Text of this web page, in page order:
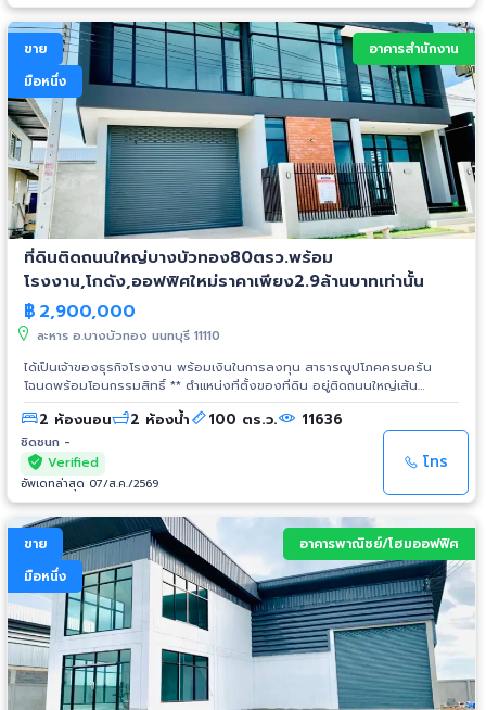
โทร. 080 210 7595, 061 647 0184-5 (id Line: wechancon) เลขโฉนด
5902 12. #ที่ดินศาลายา #ที่ดินพุทธมณฑล #ขายที่ดินมหิดล #ขายที่ดิน
บางเลน #ขายที่ดินนครปฐม #ที่ดินดาวทอง #บางเลน #คลองโยง #เทพนิมิต
ลานตากฟ้า #พุทธมณฑลสาย4 #พุทธมณฑลสาย5 #มหิดลศาลายา #เซ็นทรัล
ศาลายา #ศูนย์การแพทย์กาญจนา #โลตัสศาลายา #บ้านนครปฐม #บ้านเดี่ยว
มือสองศาลายา
ที่ดินติดถนนสวย ทำเลดีมาก การเดินทางสะดวก ถนนราษฎร์นิมิตรเป็นถนนที่
เชื่อมระหว่างหทัยราษฎร์กับนิมิตรใหม่ ปากซอยมีโครงการหมู่บ้านขนาดใหญ่ของ
แลนด์แอนด์เฮ้าส์ (พฤกษ์ลดา วงแหวน-หทัยราษฎร์) เป็นที่ดินเหมาะแก่การค้าขาย
และทำธุรกิจ ฮวงจุ้ยดีมาก อากาศปลอดโปร่ง อยู่แล้วร่มเย็น ทำเลทอง การเดิน
ทางสะดวก เข้าออกได้หลายทาง 4. เข้าออกได้หลายทาง มีถนนทะลุไปยัง ถ.หทัย
ราษฎร์ ถ.สุวินทวงศ์ ถ.นิมิตรใหม่ ถ.สายไหม ถ.รามอินทรา ถ.สุขาภิบาล5
ถ.เลียบคลองสอง ถนนไทยรามัญ ถนนพระยาสุเรนทร์ ถนนรามคำแหง ถนน
สุขาภิบาล 2 และ 3 5. สถานที่ใกล้เคียง หมู่บ้านพฤกษ์ลดาวงแหวนหทัยราษฎร์
แลนด์แอนด์เฮ้าส์ | ตลาดหทัยมิตร | ตลาดวงศกร | ตลาดมีนบุรี | สภ.ลำลูกกา |
เทศบาลลำลูกกา | ตลาดพระพรหม | เดอะทรัสต์วิลล์ | โรงเรียนสารสาสนวิเทศ
สายไหม | โรงเรียนสาธิตพัฒนา | โรงเรียนนวมินทราชินูทิศเบญจมราชาลัย |
วิทยาลัยธุรกิจและการท่องเที่ยว | โรงพยาบาลสินแพทย์ | โรงพยาบาลเสรีรักษ์ |
โรงพยาบาลนพรัตน์ราชธานี | รพ.สายไหม | รพ.นวมินทร์ 6. ** หมายเหตุ: ขอ
อนุญาตไม่รับผู้เช่าที่ทำกิจการอู่รถและเก็บของเก่า เนื่องจากบริเวณใกล้เคียงเป็น
ชุมชนที่มีบรรยากาศดี สะอาด (และปัจจุบันมีผู้เช่าจองและเปิดกิจการแล้วหลาย
วาตะวันออก เขตคลองสามวา 10510 8. ข้อมูลตำแหน่งที่ตั้งที่ดิน Location
Google Map: a)
2%B043'37.3%22E/@13.9119382,100.7261713,18.17z/data=!4m5!3m4!1s0x
0:0xa2001d874f2a1405!8m2!3d13.911456!4d100.7270213 9. ขาย/ให้เช่า
ที่ดินทำเลดีมาก ติดถนนราษฎร์นิมิตร มี 4 แปลง (37,000 บาทต่อตรว.) 1) 2 แป
ลงๆละ 257 ตรว. กว้าง 18 ลึก 57 เมตร ให้เช่า 20,000 บาท ขาย 9.5 ล้านบาท/
แปลง 2) 1 แปลงๆ ละ 272 ตรว. กว้าง 19 ลึก 57 เมตร ให้เช่า 22,000 บาท
ขาย 10.6 ล้านบาท/แปลง 3) 1 แปลง 355 ตรว. กว้าง 35 ลึก 40 เมตร ให้เช่า
25,000 บาท ขาย 13.5 ล้านบาท 10. *ยินดีรับบริษัทตัวแทนขาย-นายหน้าอิสระ
แบบเปิด หรือผู้ที่ต้องการทำการตลาดแบบจ่ายเมื่อขายได้ ให้ค่าคอม 3-4% เรามี
ที่ดินอีกหลายแปลงฝากขาย เช่น 1)บ้านพร้อมที่ดินติดถนนดาวทองอ.พุทธ
มณฑล(ติด3ร้านสะดวกซื้อ) 2)ที่ดินติดถนนทุ่งมังกรซอย6แขวงฉิมพลีเขต
ตลิ่งชัน 3)ที่ดินติดหน้าถนนราษฎร์นิมิตเขตคลองสามวา(ใกล้ปากซอยถ.หทัย
ราษฎร์) 11. ราคาขาย 37,000 บาทต่อตรว. สนใจติดต่อคุณวัฒนา โทร. 080 210
7595, 061 647 0184-5 (id Line: wechancon) เลขโฉนด 95653 / 95654 /
95648 12. #ถนนราษฎร์นิมิต #ถนนหทัยราษฎร์ #มีนบุรี #สายไหม #คลอง
สามวา #ตลาดหทัยมิตร #ตลาดวงศกร #ตลาดมารวยหทัยราษฎร์ #ตลาดเคซี
#โลตัสบิ๊กซีหทัยราษฎร์ #แฟชั่นไอส์แลนด์ #เดอะพรอมานาด #แยกหทัยราษฎร์
สุวินทวงศ์ #แยกหทัยราษฎร์รามอินทรา #รถไฟฟ้าสายสีชมพู #ทางด่วนฉลอง
รัช #ทางด่วนจตุโชติ #ซาฟารีเวิลด์
ขาย
มือหนึ่ง
อาคารสำนักงาน
ที่ดินติดถนนใหญ่บางบัวทอง80ตรว.พร้อม
โรงงาน,โกดัง,ออฟฟิศใหม่ราคาเพียง2.9ล้านบาทเท่านั้น
฿ 2,900,000
ละหาร อ.บางบัวทอง นนทบุรี 11110
ได้เป็นเจ้าของธุรกิจโรงงาน พร้อมเงินในการลงทุน สาธารณูปโภคครบครัน
โฉนดพร้อมโอนกรรมสิทธิ์ ** ตำแหน่งที่ตั้งของที่ดิน อยู่ติดถนนใหญ่เส้น
บางบัวทอง-สุพรรณบุรี (340) ห่างจากศูนย์กระจายสินค้า 7 eleven , Lotus,
Top ซึ่งเป็นศูนย์กระจายสินค้าที่ใหญ่ที่สุดในประเทศไทย ประมาณ 2 กิโลเมตร
ระบบขนส่งห่างจากสายวงแหวนตะวันตกและรถไฟฟ้า BTS ประมาณ 5 นาที **ขอ
อย.ได้ **ขอ ร.ง 4 ได้ พร้อมบริการจัดกู้ธนาคาร ** สาธารณูปโภค และสิ่ง
อำนวยความสะดวก 1.ถมดินสูงกว่าถนนสาธารณะประโยชน์ ปลอดภัยจากน้ำท่วม
2.ถนนคอนกรีตกว้าง 12เมตร 3.ท่อระบายน้ำขนาด 1 เมตร 4.ไฟฟ้านครหลวง 4
สายแรงสูง พร้อมด้วยประปานครหลวง 5.โทรศัพท์ Internet แรงสูง ** ขนาด
ที่ดิน โรงงาน -ขนาดที่ดินมีตั้งแต่ 100 – 200 ตรว. หรือ 1-5 ไร่ ขนาดที่ดินตาม
ความต้องการของลูกค้าในทุกกรณีไป -รูปแบบโรงงาน ขนาด 100 – 2,000
ตารางเมตร เรามีแบบโรงงานให้เลือกกว่า 30 แบบ เพื่อตอบสนองตามต้องการ
ของลูกค้าทุกท่าน ในราคาพิเศษสุดๆ ** จองด่วนวันนี้ พร้อมรับสิทธิพิเศษ ฟรี
ฟรี... ค่าเขียนแบบ พร้อมทั้งมีสถาปนิกและวิศวกร ( ผู้ชำนาญงานคอยให้คำแนะนำ
) ฟรี... ค่าขอใบอนุญาตในการก่อสร้าง ฟรี... ค่าธรรมเนียมในการโอน ฟรี... รถชม
โครงการ **สนใจชมโครงการ ติดต่อ คุณ โบ โทรศัพท์ : 091-115-1105 ไอดีไลน์ :
pintongland2015 อีเมล์ :pintongland@hotmail.com
http://www.pintongfactory.com Facebook :
https://www.facebook.com/profile.php?id=100015795946947
2 ห้องนอน 2 ห้องน้ำ 100 ตร.ว. 11636
ชิดชนก -
Verified
อัพเดทล่าสุด 07/ส.ค./2569
โทร
ขาย
มือหนึ่ง
อาคารพาณิชย์/โฮมออฟฟิศ